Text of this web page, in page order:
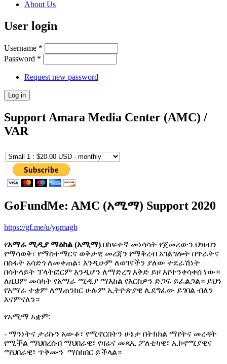
About Us
User login
Username *
Password *
Request new password
Support Amara Media Center (AMC) /
VAR
GoFundMe: AMC (አሚማ) Support 2020
https://gf.me/u/yqmagb
የአማራ ሚዲያ ማዕከል (አሚማ) በከፍተኛ መነሳሳት የጀመረውን ህዝብን
የማሳወቅ፣ የማስተማርና ወቅታዊ መረጃን የማቅረብ አገልግሎት በጥራትና
በስፋት አሳድጎ ለመቀጠል፣ እንዲሁም ለወገናችን ያለው ተደራሽነት
በሳትላይት ፕላትፎርም እንዲሆን ለማድረግ እቅድ ይዞ እየተንቀሳቀሰ ነው።
ለዚህም መሳካት የአማራ ሚዲያ ማእከል የእርስዎን ድጋፍ ይፈልጋል። ይህን
የአማራ ተቋም ለማጠንከር ሁሉም ኢትዮጵያዊ ሊደግፈው ይገባል ብለን
እናምናለን።
የአሚማ አቋም:
- ማንነትና ታሪኩን አውቆ፣ የሚኖርበትን ሁኔታ በትክክል ማየትና መረዳት
የሚችል ማህበረሰብ ማህበራዊ፣ የዛሬና መጻኢ ፖለቲካዊ፣ ኢኮኖሚያዊና
ማህበራዊ፣ ጥቅሙን ማስከበር ይችላል።